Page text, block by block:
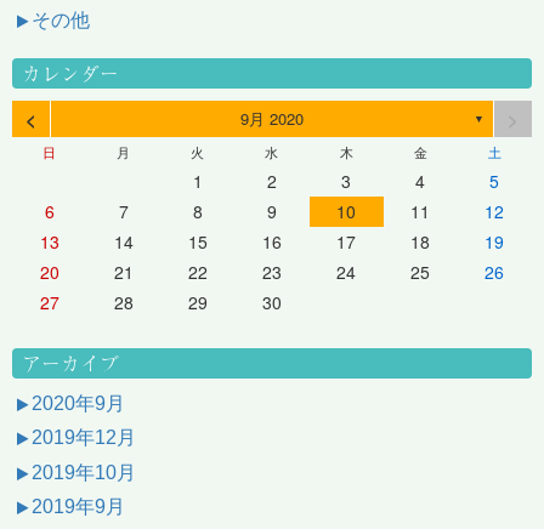
その他
カレンダー
< 9月 2020 ▼
日 月 火 水 木 金 土
1 2 3 4
5
6
7 8 9 10 11
12
13
14 15 16 17 18
19
20
21 22 23 24 25
26
27
28 29 30
アーカイブ
2020年9月
2019年12月
2019年10月
2019年9月